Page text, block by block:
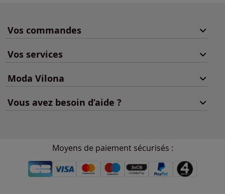
Vos commandes
Vos services
Moda Vilona
Vous avez besoin d’aide ?
Moyens de paiement sécurisés :